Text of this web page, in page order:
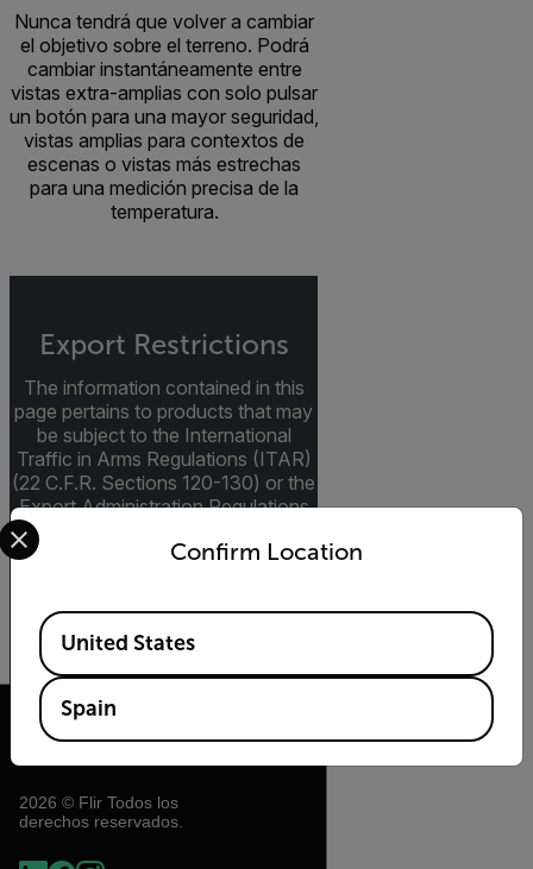
Nunca tendrá que volver a cambiar
el objetivo sobre el terreno. Podrá
cambiar instantáneamente entre
vistas extra-amplias con solo pulsar
un botón para una mayor seguridad,
vistas amplias para contextos de
escenas o vistas más estrechas
para una medición precisa de la
temperatura.
Export Restrictions
The information contained in this
page pertains to products that may
be subject to the International
Traffic in Arms Regulations (ITAR)
(22 C.F.R. Sections 120-130) or the
Export Administration Regulations
(EAR) (15 C.F.R. Sections 730-
774) depending upon
2026 © Flir Todos los
derechos reservados.
Confirm Location
Select your preferred country and language from the
Available Locations
United States
Spain